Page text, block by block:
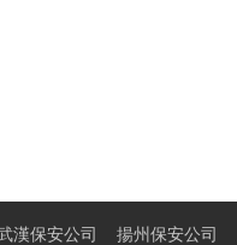
漢保安公司 揚州保安公司